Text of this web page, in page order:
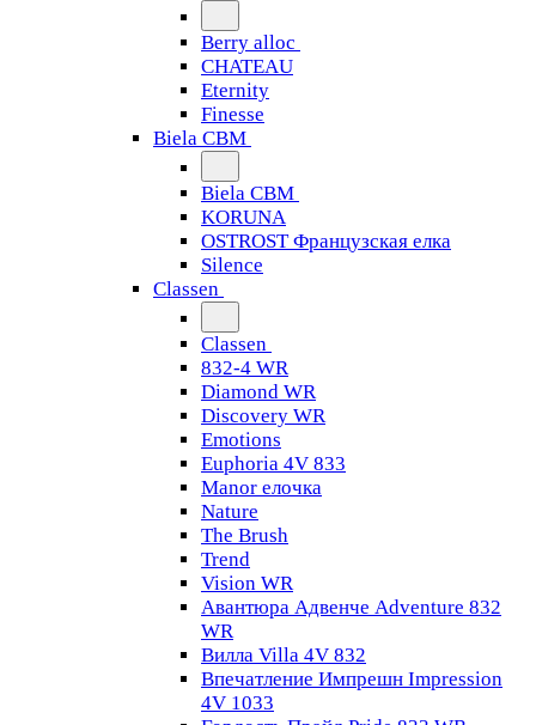
Berry alloc
CHATEAU
Eternity
Finesse
Biela CBM
Biela CBM
KORUNA
OSTROST Французская елка
Silence
Classen
Classen
832-4 WR
Diamond WR
Discovery WR
Emotions
Euphoria 4V 833
Manor елочка
Nature
The Brush
Trend
Vision WR
Авантюра Адвенче Adventure 832
WR
Вилла Villa 4V 832
Впечатление Импрешн Impression
4V 1033